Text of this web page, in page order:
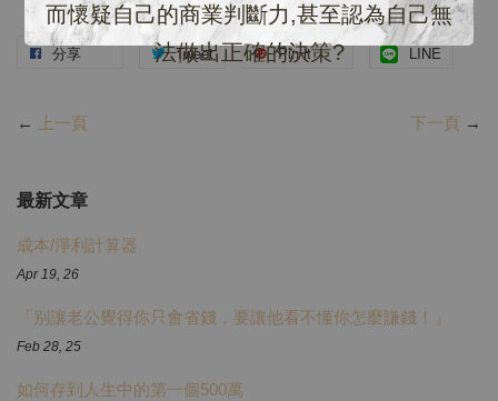
而懷疑自己的商業判斷力,甚至認為自己無
法做出正確的決策?
分享 Tweet Pin it LINE
← 上一頁 下一頁 →
最新文章
成本/淨利計算器
Apr 19, 26
「别讓老公覺得你只會省錢，要讓他看不懂你怎麼賺錢！」
Feb 28, 25
如何存到人生中的第一個500萬